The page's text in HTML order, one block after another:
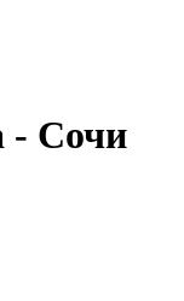
- Сочи